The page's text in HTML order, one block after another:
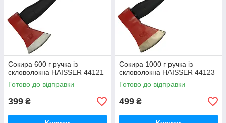
Сокира 600 г ручка із
скловолокна HAISSER 44121
Готово до відправки
399 ₴
Сокира 1000 г ручка із
скловолокна HAISSER 44123
Готово до відправки
499 ₴